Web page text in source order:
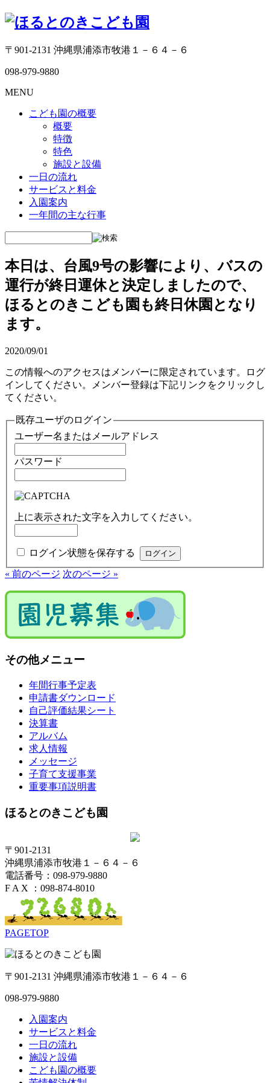
〒901-2131 沖縄県浦添市牧港１－６４－６
098-979-9880
MENU
こども園の概要
概要
特徴
特色
施設と設備
一日の流れ
サービスと料金
入園案内
一年間の主な行事
本日は、台風9号の影響により、バスの
運行が終日運休と決定しましたので、
ほるとのきこども園も終日休園となり
ます。
2020/09/01
この情報へのアクセスはメンバーに限定されています。ログ
インしてください。メンバー登録は下記リンクをクリックし
てください。
既存ユーザのログイン
ユーザー名またはメールアドレス
パスワード
上に表示された文字を入力してください。
ログイン状態を保存する
« 前のページ 次のページ »
その他メニュー
年間行事予定表
申請書ダウンロード
自己評価結果シート
決算書
アルバム
求人情報
メッセージ
子育て支援事業
重要事項説明書
ほるとのきこども園
〒901-2131
沖縄県浦添市牧港１－６４－６
電話番号：098-979-9880
F A X ：098-874-8010
PAGETOP
〒901-2131 沖縄県浦添市牧港１－６４－６
098-979-9880
入園案内
サービスと料金
一日の流れ
施設と設備
こども園の概要